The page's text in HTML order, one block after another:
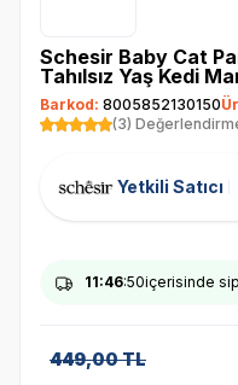
Schesir Baby Cat
Tahılsız Yaş Kedi
Barkod: 8005852130150
(3)
Yetkili Satıcı
11:46:50içerisinde
449,00TL